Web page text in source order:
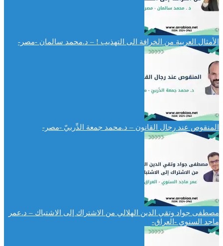
الأمثال العربية من الخرافة الى التهذيب ! – د.محمد سالمان -مصر-
المنقوص عند رجال القانون – د.محمد جمعة الدِّربيّ -مصر-
مصطفى جواد وتقي الدين الهلالي من الاشتراك إلى الاشتباك – د.عمر
ماجد السنوي -العراق-